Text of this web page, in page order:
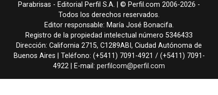
Parabrisas - Editorial Perfil S.A. | © Perfil.com 2006-2026 -
Todos los derechos reservados.
Editor responsable: María José Bonacifa.
Registro de la propiedad intelectual número 5346433
Dirección: California 2715, C1289ABI , Ciudad Autónoma de
Buenos Aires | Teléfono: (+5411) 7091-4921 / (+5411) 7091-
4922 | E-mail: perfilcom@perfil.com